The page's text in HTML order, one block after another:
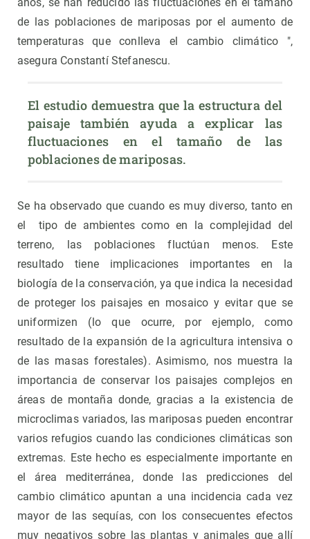
de las poblaciones de mariposas por el aumento de
temperaturas que conlleva el cambio climático ",
asegura Constantí Stefanescu.
El estudio demuestra que la estructura del
paisaje también ayuda a explicar las
fluctuaciones en el tamaño de las
poblaciones de mariposas.
Se ha observado que cuando es muy diverso, tanto en
el tipo de ambientes como en la complejidad del
terreno, las poblaciones fluctúan menos. Este
resultado tiene implicaciones importantes en la
biología de la conservación, ya que indica la necesidad
de proteger los paisajes en mosaico y evitar que se
uniformizen (lo que ocurre, por ejemplo, como
resultado de la expansión de la agricultura intensiva o
de las masas forestales). Asimismo, nos muestra la
importancia de conservar los paisajes complejos en
áreas de montaña donde, gracias a la existencia de
microclimas variados, las mariposas pueden encontrar
varios refugios cuando las condiciones climáticas son
extremas. Este hecho es especialmente importante en
el área mediterránea, donde las predicciones del
cambio climático apuntan a una incidencia cada vez
mayor de las sequías, con los consecuentes efectos
muy negativos sobre las plantas y animales que allí